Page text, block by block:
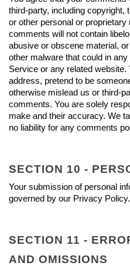
third-party, including copyright,
or other personal or
comments will not contain
abusive or obscene material,
other malware that could in
Service or any related website.
address, pretend to be
otherwise mislead us or third-
comments. You are solely
make and their accuracy. We
no liability for any comments
SECTION 10 -
Your submission of personal
governed by our Privacy
SECTION 11 -
AND OMISSIONS